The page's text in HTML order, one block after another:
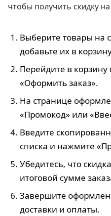
чтобы получить скидку
Выберите товары на
добавьте их в
Перейдите в
«Оформить заказ».
На странице
«Промокод» или
Введите
списка и нажмите
Убедитесь, что
итоговой сумме
Завершите
доставки и оплаты.